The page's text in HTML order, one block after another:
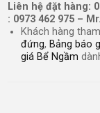
Liên hệ đặt hàng:
: 0973 462 975 –
Khách hàng
đứng, Bảng báo
giá Bể Ngầm